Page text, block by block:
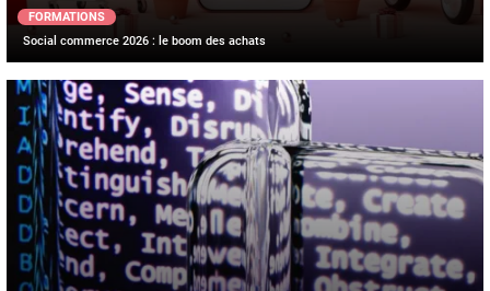
FORMATIONS
Social commerce 2026 : le boom des achats